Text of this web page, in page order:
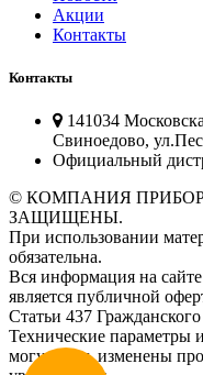
Акции
Контакты
Контакты
141034
Свиноедово,
Официальный
© КОМПАНИЯ ПРИБОР-
ЗАЩИЩЕНЫ.
При использовании
обязательна.
Вся информация на
является публичной
Статьи 437
Технические параметры
могут быть изменены